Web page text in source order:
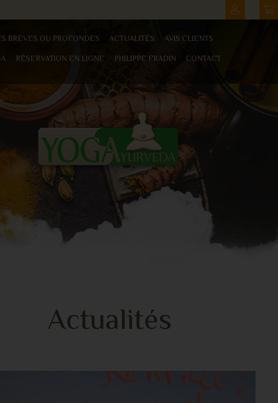
BRÈVES OU PROFONDES ACTUALITÉS
AVIS CLIENTS
RÉSERVATION EN LIGNE PHILIPPE FRADIN CONTACT
Actualités